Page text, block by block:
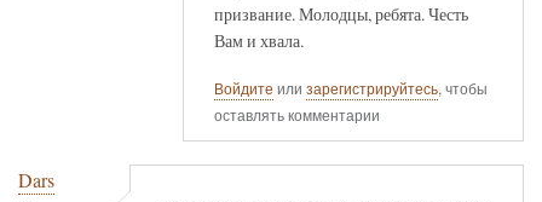
призвание. Молодцы, ребята. Честь
Вам и хвала.
Войдите или зарегистрируйтесь, чтобы
оставлять комментарии
Dars